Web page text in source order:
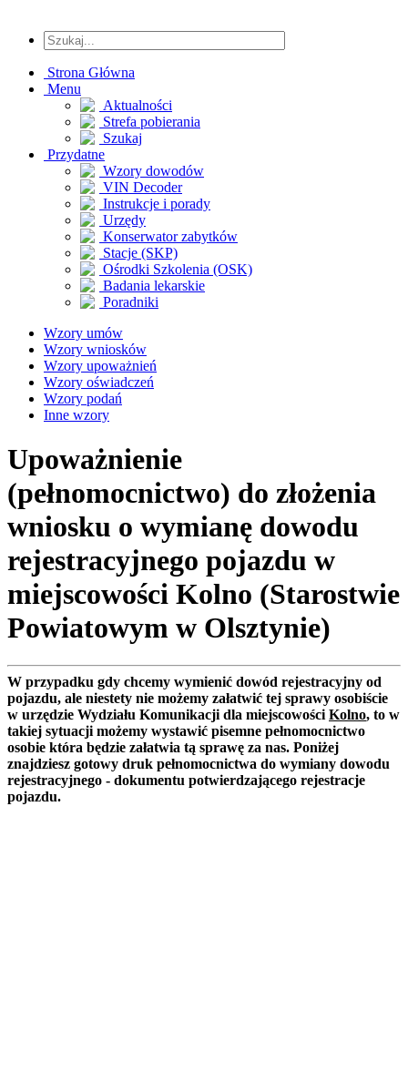
Strona Główna
Menu
Aktualności
Strefa pobierania
Szukaj
Przydatne
Wzory dowodów
VIN Decoder
Instrukcje i porady
Urzędy
Konserwator zabytków
Stacje (SKP)
Ośrodki Szkolenia (OSK)
Badania lekarskie
Poradniki
Wzory umów
Wzory wniosków
Wzory upoważnień
Wzory oświadczeń
Wzory podań
Inne wzory
Upoważnienie
(pełnomocnictwo) do złożenia
wniosku o wymianę dowodu
rejestracyjnego pojazdu w
miejscowości Kolno (Starostwie
Powiatowym w Olsztynie)
W przypadku gdy chcemy wymienić dowód rejestracyjny od
pojazdu, ale niestety nie możemy załatwić tej sprawy osobiście
w urzędzie Wydziału Komunikacji dla miejscowości Kolno, to w
takiej sytuacji możemy wystawić pisemne pełnomocnictwo
osobie która będzie załatwia tą sprawę za nas. Poniżej
znajdziesz gotowy druk pełnomocnictwa do wymiany dowodu
rejestracyjnego - dokumentu potwierdzającego rejestracje
pojazdu.